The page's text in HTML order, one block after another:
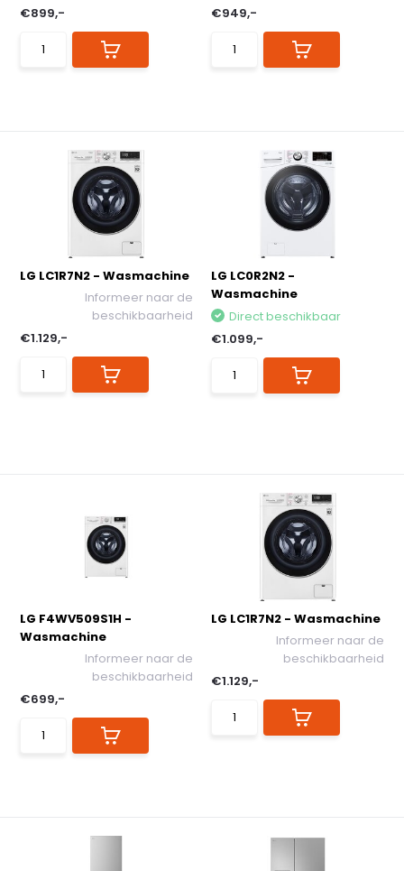
€899,-
€949,-
LG LC1R7N2 - Wasmachine
Informeer naar de
beschikbaarheid
€1.129,-
LG LC0R2N2 -
Wasmachine
Direct beschikbaar
€1.099,-
LG F4WV509S1H -
Wasmachine
Informeer naar de
beschikbaarheid
€699,-
LG LC1R7N2 - Wasmachine
Informeer naar de
beschikbaarheid
€1.129,-